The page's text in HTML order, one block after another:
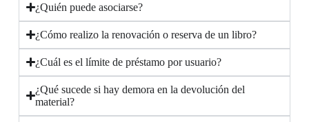
¿Quién puede asociarse?
¿Cómo realizo la renovación o reserva de un libro?
¿Cuál es el límite de préstamo por usuario?
¿Qué sucede si hay demora en la devolución del
material?